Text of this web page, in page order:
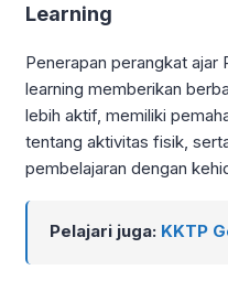
Learning
Penerapan perangkat ajar
learning memberikan
lebih aktif, memiliki
tentang aktivitas fisik,
pembelajaran dengan
Pelajari juga: KKTP